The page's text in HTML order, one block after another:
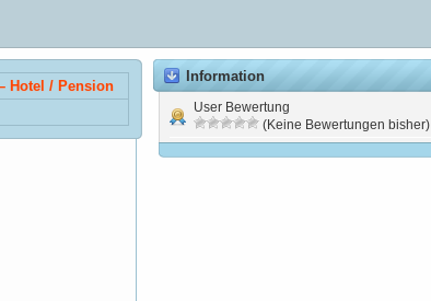
Hotel / Pension
Information
User Bewertung
(Keine Bewertungen bisher)